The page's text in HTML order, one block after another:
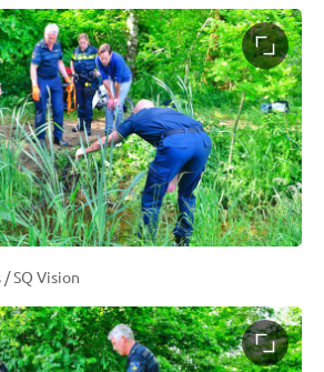
SQ Vision